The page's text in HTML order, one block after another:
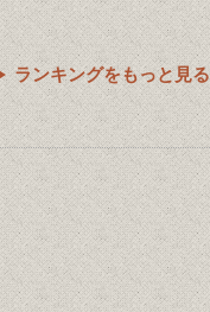
ランキングをもっと見る